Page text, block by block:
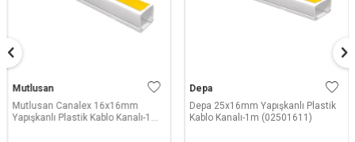
Mutlusan
Mutlusan Canalex 16x16mm
Yapışkanlı Plastik Kablo Kanalı-1m
Depa
Depa 25x16mm Yapışkanlı Plastik
Kablo Kanalı-1m (02501611)